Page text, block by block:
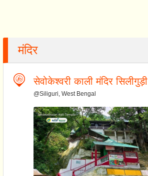
मंदिर
सेवोकेश्वरी काली मंदिर सिलीगुड़ी
@Siliguri, West Bengal